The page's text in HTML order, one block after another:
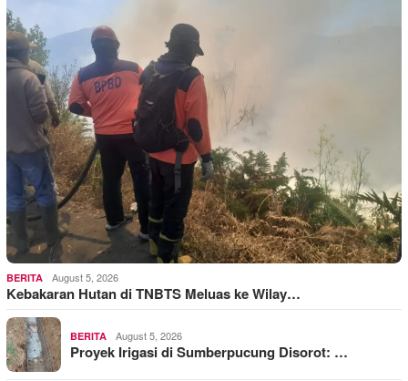
BERITA August 5, 2026
Kebakaran Hutan di TNBTS Meluas ke Wilay…
BERITA August 5, 2026
Proyek Irigasi di Sumberpucung Disorot: …